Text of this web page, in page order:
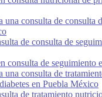
una consulta de consulta
de consulta de
consulta de seguimiento
una consulta de
en Puebla México
de tratamiento